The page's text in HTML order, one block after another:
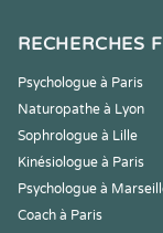
RECHERCHES
Psychologue à Paris
Naturopathe à Lyon
Sophrologue à Lille
Kinésiologue à Paris
Psychologue à
Coach à Paris